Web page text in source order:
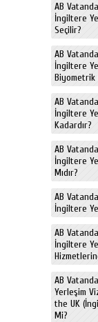
AB
İngiltere
Seçilir?
AB
İngiltere
Biyometrik
AB
İngiltere
Kadardır?
AB
İngiltere
Mıdır?
AB
İngiltere
AB
İngiltere
AB
Yerleşim
the UK
Mi?